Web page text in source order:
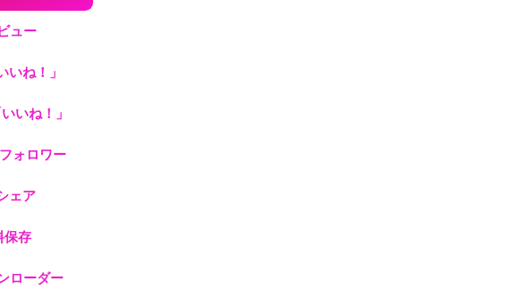
ュー
ね！」
いね！」
ォロワー
ェア
保存
ローダー